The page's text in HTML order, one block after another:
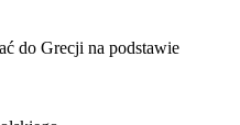
do Grecji na podstawie